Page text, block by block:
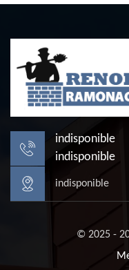
indisponible
indisponible
indisponible
© 2025 -